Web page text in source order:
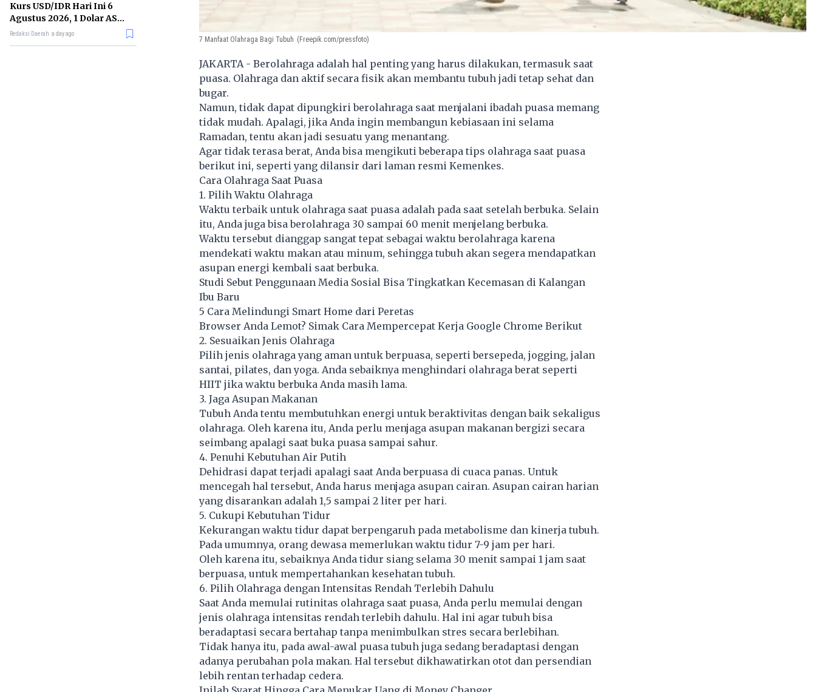
Kurs USD/IDR Hari Ini 6
Agustus 2026, 1 Dolar AS
Kini Berapa Rupiah?
Redaksi Daerah a day ago
7 Manfaat Olahraga Bagi Tubuh (Freepik.com/pressfoto)
JAKARTA - Berolahraga adalah hal penting yang harus dilakukan, termasuk saat
puasa. Olahraga dan aktif secara fisik akan membantu tubuh jadi tetap sehat dan
bugar.
Namun, tidak dapat dipungkiri berolahraga saat menjalani ibadah puasa memang
tidak mudah. Apalagi, jika Anda ingin membangun kebiasaan ini selama
Ramadan, tentu akan jadi sesuatu yang menantang.
Agar tidak terasa berat, Anda bisa mengikuti beberapa tips olahraga saat puasa
berikut ini, seperti yang dilansir dari laman resmi Kemenkes.
Cara Olahraga Saat Puasa
1. Pilih Waktu Olahraga
Waktu terbaik untuk olahraga saat puasa adalah pada saat setelah berbuka. Selain
itu, Anda juga bisa berolahraga 30 sampai 60 menit menjelang berbuka.
Waktu tersebut dianggap sangat tepat sebagai waktu berolahraga karena
mendekati waktu makan atau minum, sehingga tubuh akan segera mendapatkan
asupan energi kembali saat berbuka.
Studi Sebut Penggunaan Media Sosial Bisa Tingkatkan Kecemasan di Kalangan
Ibu Baru
5 Cara Melindungi Smart Home dari Peretas
Browser Anda Lemot? Simak Cara Mempercepat Kerja Google Chrome Berikut
2. Sesuaikan Jenis Olahraga
Pilih jenis olahraga yang aman untuk berpuasa, seperti bersepeda, jogging, jalan
santai, pilates, dan yoga. Anda sebaiknya menghindari olahraga berat seperti
HIIT jika waktu berbuka Anda masih lama.
3. Jaga Asupan Makanan
Tubuh Anda tentu membutuhkan energi untuk beraktivitas dengan baik sekaligus
olahraga. Oleh karena itu, Anda perlu menjaga asupan makanan bergizi secara
seimbang apalagi saat buka puasa sampai sahur.
4. Penuhi Kebutuhan Air Putih
Dehidrasi dapat terjadi apalagi saat Anda berpuasa di cuaca panas. Untuk
mencegah hal tersebut, Anda harus menjaga asupan cairan. Asupan cairan harian
yang disarankan adalah 1,5 sampai 2 liter per hari.
5. Cukupi Kebutuhan Tidur
Kekurangan waktu tidur dapat berpengaruh pada metabolisme dan kinerja tubuh.
Pada umumnya, orang dewasa memerlukan waktu tidur 7-9 jam per hari.
Oleh karena itu, sebaiknya Anda tidur siang selama 30 menit sampai 1 jam saat
berpuasa, untuk mempertahankan kesehatan tubuh.
6. Pilih Olahraga dengan Intensitas Rendah Terlebih Dahulu
Saat Anda memulai rutinitas olahraga saat puasa, Anda perlu memulai dengan
jenis olahraga intensitas rendah terlebih dahulu. Hal ini agar tubuh bisa
beradaptasi secara bertahap tanpa menimbulkan stres secara berlebihan.
Tidak hanya itu, pada awal-awal puasa tubuh juga sedang beradaptasi dengan
adanya perubahan pola makan. Hal tersebut dikhawatirkan otot dan persendian
lebih rentan terhadap cedera.